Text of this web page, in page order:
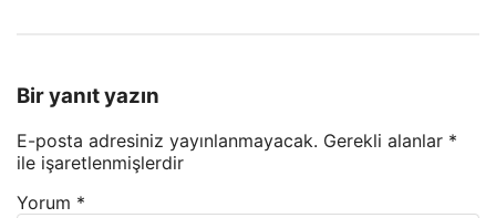
Bir yanıt yazın
E-posta adresiniz yayınlanmayacak. Gerekli alanlar *
ile işaretlenmişlerdir
Yorum *